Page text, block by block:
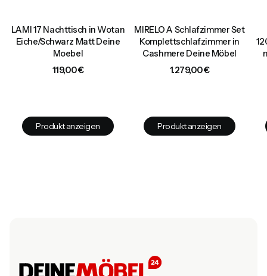
LAMI 17 Nachttisch in Wotan
Eiche/Schwarz Matt Deine
Moebel
Preis
119,00 €
Produkt anzeigen
MIRELO A Schlafzimmer Set
Komplettschlafzimmer in
Cashmere Deine Möbel
Preis
1.279,00 €
Produkt anzeigen